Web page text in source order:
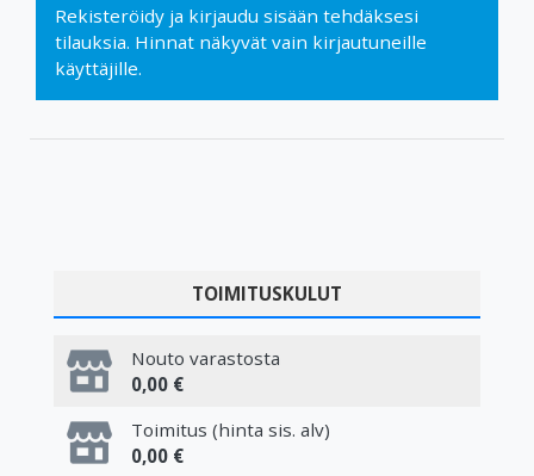
Rekisteröidy ja kirjaudu sisään tehdäksesi
tilauksia. Hinnat näkyvät vain kirjautuneille
käyttäjille.
TOIMITUSKULUT
Nouto varastosta
0,00 €
Toimitus (hinta sis. alv)
0,00 €